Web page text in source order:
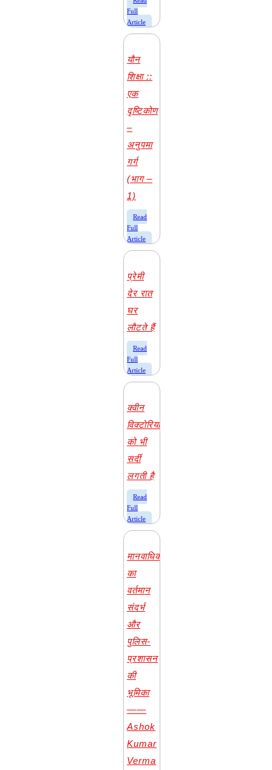
Full
Article
यौन
शिक्षा ::
एक
दृष्टिकोण
–
अनुपमा
गर्ग
(भाग –
1)
​Read
Full
Article
प्रेमी
देर रात
घर
लौटते हैं
​Read
Full
Article
क्वीन
विक्टोरिया
को भी
सर्दी
लगती है
​Read
Full
Article
मानवाधिकार
का
वर्तमान
संदर्भ
और
पुलिस-
प्रशासन
की
भूमिका
——
Ashok
Kumar
Verma